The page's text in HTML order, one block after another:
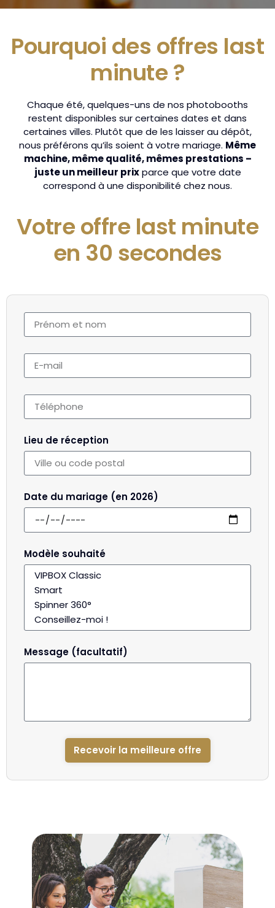
Pourquoi des offres last
minute ?
Chaque été, quelques-uns de nos photobooths
restent disponibles sur certaines dates et dans
certaines villes. Plutôt que de les laisser au dépôt,
nous préférons qu’ils soient à votre mariage. Même
machine, même qualité, mêmes prestations –
juste un meilleur prixparce que votre date
correspond à une disponibilité chez nous.
Votre offre last minute
en 30 secondes
Lieu de réception
Date du mariage (en 2026)
Modèle souhaité
Message (facultatif)
Recevoir la meilleure offre